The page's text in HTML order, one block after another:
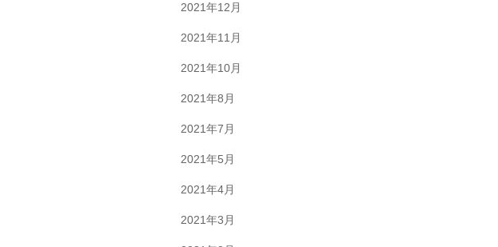
2021年12月
2021年11月
2021年10月
2021年8月
2021年7月
2021年5月
2021年4月
2021年3月